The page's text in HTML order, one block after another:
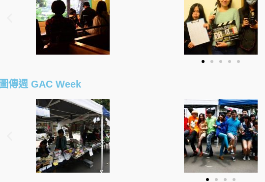
圖傳週 GAC Week